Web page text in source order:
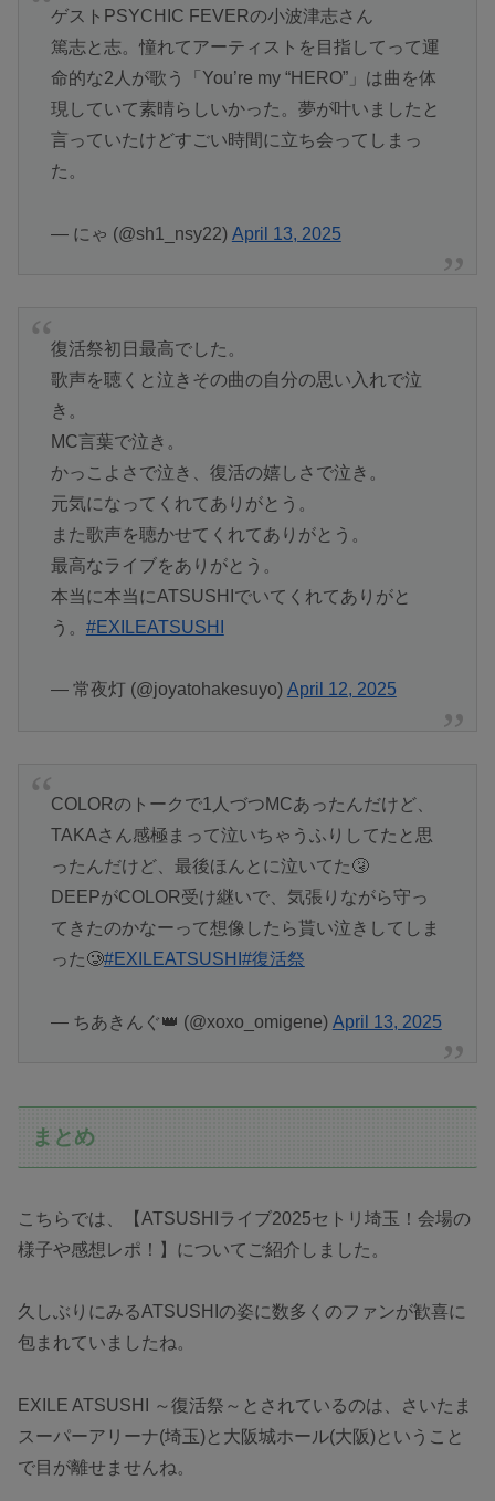
ゲストPSYCHIC FEVERの小波津志さん
篤志と志。憧れてアーティストを目指してって運
命的な2人が歌う「You’re my “HERO”」は曲を体
現していて素晴らしいかった。夢が叶いましたと
言っていたけどすごい時間に立ち会ってしまっ
た。
— にゃ (@sh1_nsy22) April 13, 2025
復活祭初日最高でした。
歌声を聴くと泣きその曲の自分の思い入れで泣
き。
MC言葉で泣き。
かっこよさで泣き、復活の嬉しさで泣き。
元気になってくれてありがとう。
また歌声を聴かせてくれてありがとう。
最高なライブをありがとう。
本当に本当にATSUSHIでいてくれてありがと
う。 #EXILEATSUSHI
— 常夜灯 (@joyatohakesuyo) April 12, 2025
COLORのトークで1人づつMCあったんだけど、
TAKAさん感極まって泣いちゃうふりしてたと思
ったんだけど、最後ほんとに泣いてた🤧
DEEPがCOLOR受け継いで、気張りながら守っ
てきたのかなーって想像したら貰い泣きしてしま
った🥲#EXILEATSUSHI #復活祭
— ちあきんぐ👑 (@xoxo_omigene) April 13, 2025
まとめ
こちらでは、【ATSUSHIライブ2025セトリ埼玉！会場の
様子や感想レポ！】についてご紹介しました。
久しぶりにみるATSUSHIの姿に数多くのファンが歓喜に
包まれていましたね。
EXILE ATSUSHI ～復活祭～とされているのは、さいたま
スーパーアリーナ(埼玉)と大阪城ホール(大阪)ということ
で目が離せませんね。